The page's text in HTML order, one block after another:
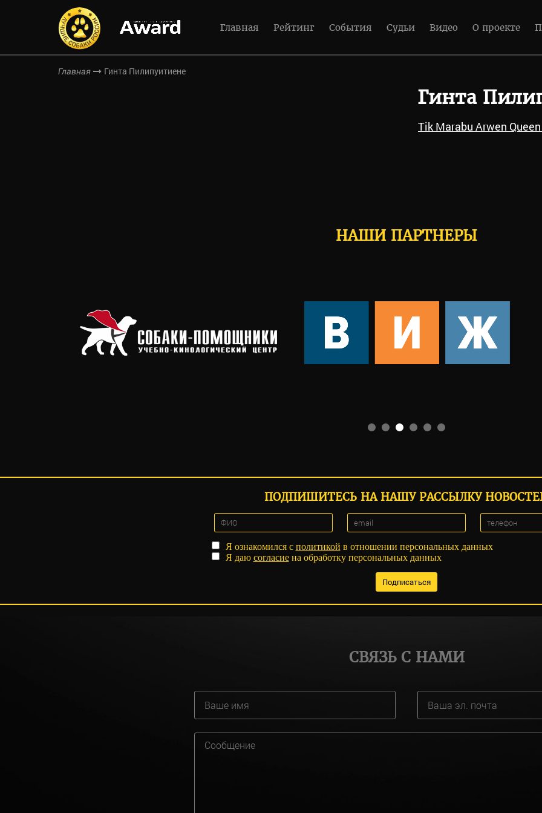
Главная Рейтинг События Судьи Видео О проекте
Главная Гинта Пилипуитиене
Гинта
Tik Marabu Arwen
НАШИ ПАРТНЕРЫ
ПОДПИШИТЕСЬ НА НАШУ РАССЫЛКУ
Я ознакомился с политикой в отношении персональных данных
Я даю согласиена обработку персональных данных
СВЯЗЬ С НАМИ